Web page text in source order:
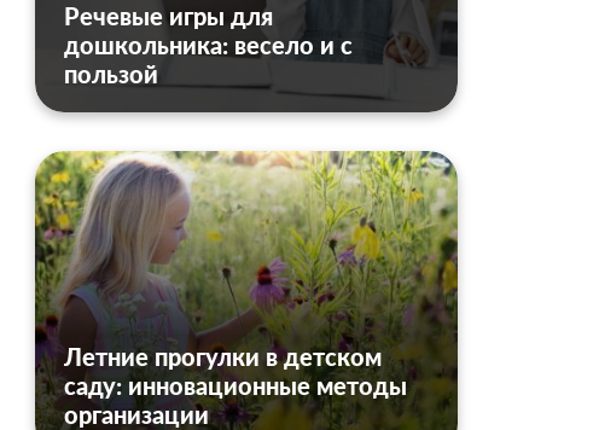
Речевые игры для
дошкольника: весело и с
пользой
Летние прогулки в детском
саду: инновационные методы
организации